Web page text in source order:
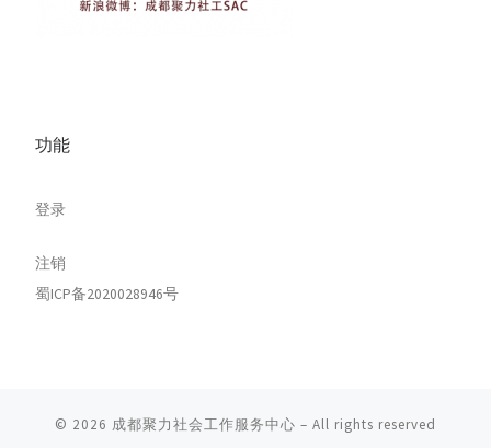
功能
登录
注销
蜀ICP备2020028946号
© 2026 成都聚力社会工作服务中心 – All rights reserved